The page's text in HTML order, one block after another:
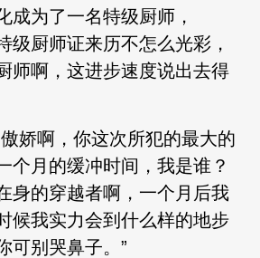
成为了一名特级厨师，
厨师证来历不怎么光彩，
师啊，这进步速度说出去得
啊，你这次所犯的最大的
个月的缓冲时间，我是谁？
身的穿越者啊，一个月后我
候我实力会到什么样的地步
可别哭鼻子。”